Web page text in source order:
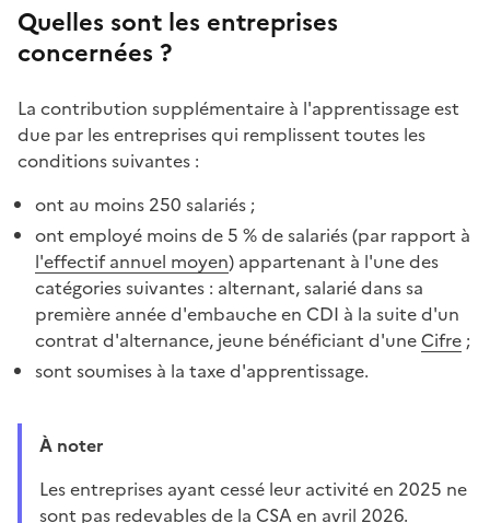
Quelles sont les entreprises
concernées ?
La contribution supplémentaire à l'apprentissage est
due par les entreprises qui remplissent toutes les
conditions suivantes :
ont au moins 250 salariés ;
ont employé moins de 5 % de salariés (par rapport à
l'effectif annuel moyen) appartenant à l'une des
catégories suivantes : alternant, salarié dans sa
première année d'embauche en CDI à la suite d'un
contrat d'alternance, jeune bénéficiant d'une Cifre ;
sont soumises à la taxe d'apprentissage.
À noter
Les entreprises ayant cessé leur activité en 2025 ne
sont pas redevables de la CSA en avril 2026.